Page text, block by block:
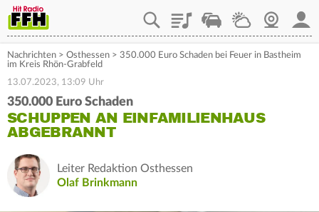
PlaylistStaupilotWetterWebcam
Nachrichten > Osthessen > 350.000 Euro Schaden bei Feuer in Bastheim
im Kreis Rhön-Grabfeld
13.07.2023, 13:09 Uhr
350.000 Euro Schaden
SCHUPPEN AN EINFAMILIENHAUS
ABGEBRANNT
Leiter Redaktion Osthessen
Olaf Brinkmann